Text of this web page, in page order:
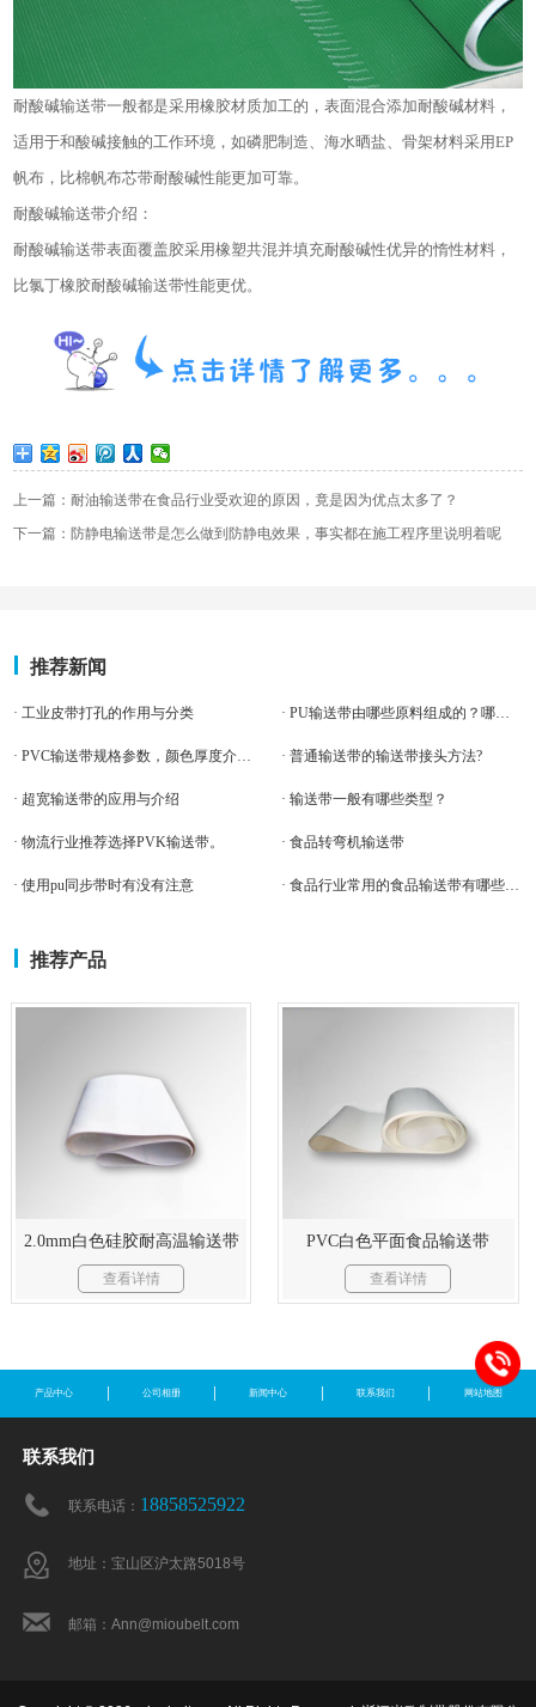
耐酸碱输送带一般都是采用橡胶材质加工的，表面混合添加耐酸碱材料，
适用于和酸碱接触的工作环境，如磷肥制造、海水晒盐、骨架材料采用EP
帆布，比棉帆布芯带耐酸碱性能更加可靠。
耐酸碱输送带介绍：
耐酸碱输送带表面覆盖胶采用橡塑共混并填充耐酸碱性优异的惰性材料，
比氯丁橡胶耐酸碱输送带性能更优。
上一篇：耐油输送带在食品行业受欢迎的原因，竟是因为优点太多了？
下一篇：防静电输送带是怎么做到防静电效果，事实都在施工程序里说明着呢
推荐新闻
· 工业皮带打孔的作用与分类
· 普通输送带的输送带接头方法?
· 超宽输送带的应用与介绍 · 输送带一般有哪些类型？
· 物流行业推荐选择PVK输送带。 · 食品转弯机输送带
· 使用pu同步带时有没有注意
推荐产品
2.0mm白色硅胶耐高温输送带
查看详情
PVC白色平面食品输送带
查看详情
产品中心 公司相册 新闻中心 联系我们 网站地图
联系我们
联系电话： 18858525922
地址：宝山区沪太路5018号
邮箱：Ann@mioubelt.com